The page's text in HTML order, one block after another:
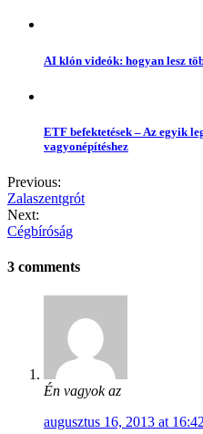
AI klón videók: hogyan lesz
ETF befektetések – Az egyik
vagyonépítéshez
Previous:
Zalaszentgrót
Next:
Cégbíróság
3 comments
Én vagyok az
augusztus 16, 2013 at 16:42